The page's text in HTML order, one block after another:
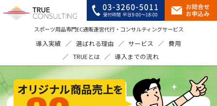
スポーツ用品専門EC通販運営代行・コンサルティングサービス
導入実績 選ばれる理由 サービス
費用
TRUEとは
導入までの流れ